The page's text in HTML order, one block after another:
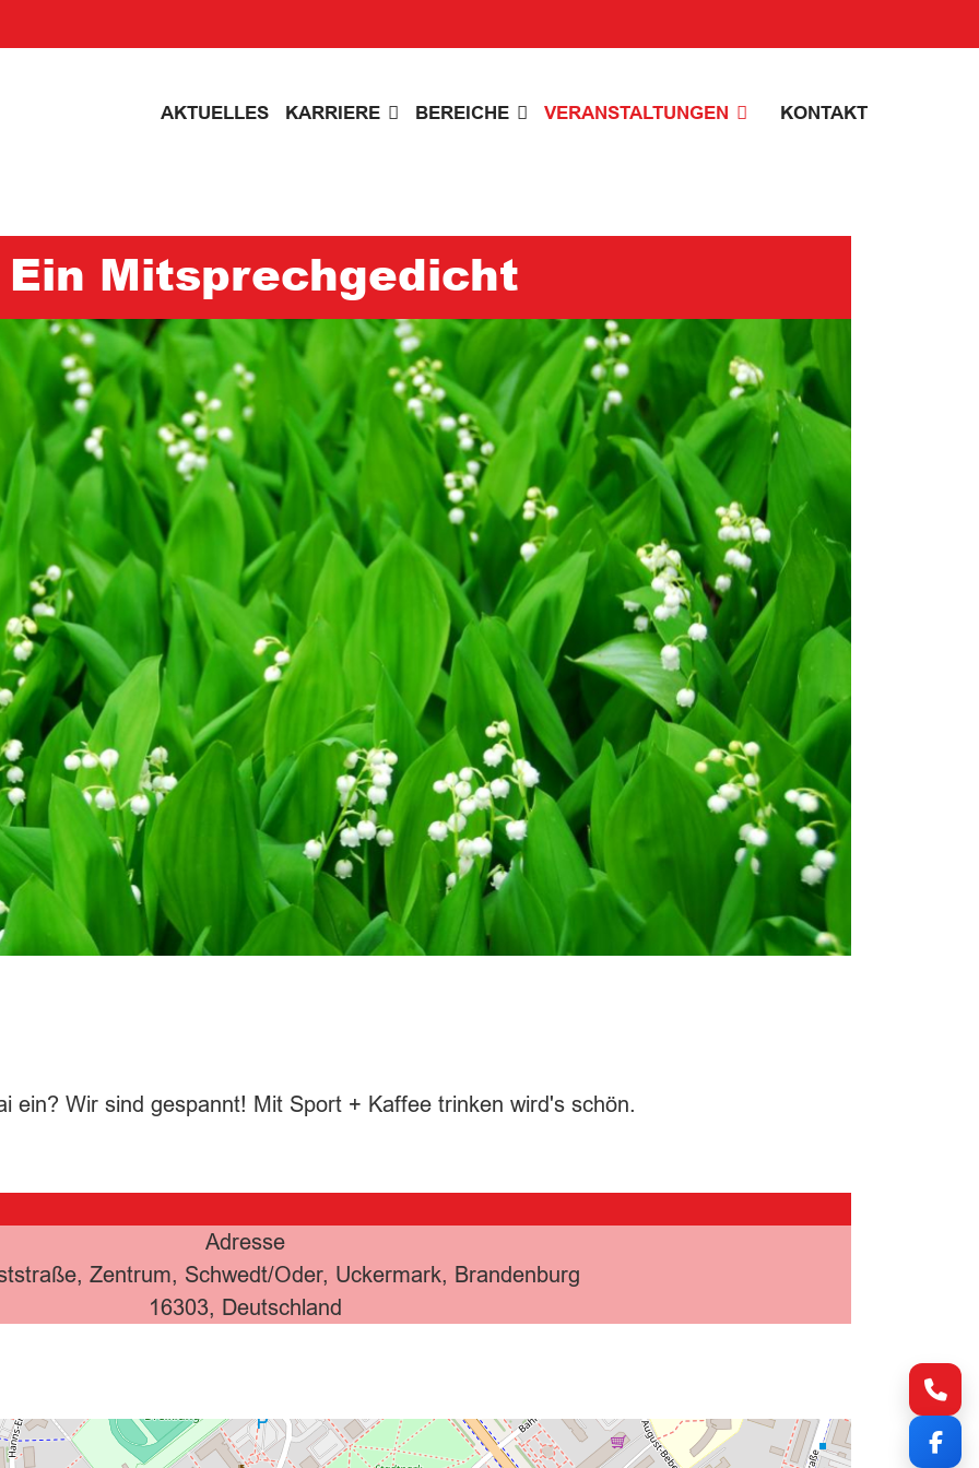
AKTUELLES KARRIERE BEREICHE VERANSTALTUNGEN KONTAKT
Mitsprechgedicht
ein? Wir sind gespannt! Mit Sport + Kaffee trinken wird's schön.
Adresse
Zentrum, Schwedt/Oder, Uckermark, Brandenburg
16303, Deutschland